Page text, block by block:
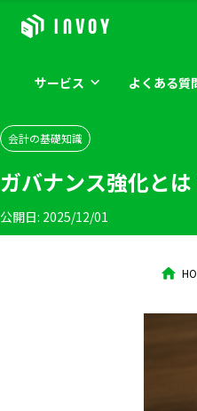
サービス よくある質
会計の基礎知識
ガバナンス強化と
公開日: 2025/12/01